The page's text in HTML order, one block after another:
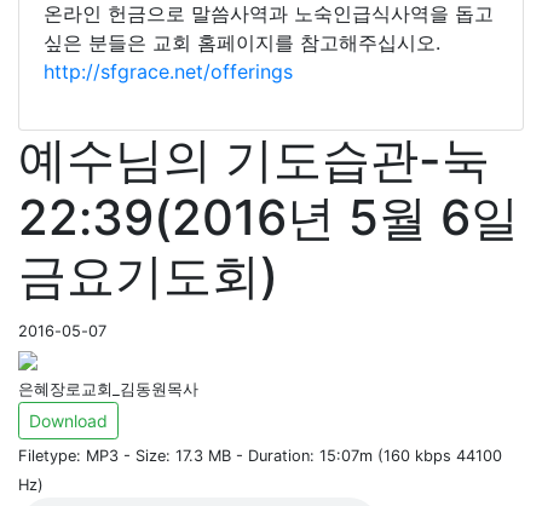
온라인 헌금으로 말씀사역과 노숙인급식사역을 돕고
싶은 분들은 교회 홈페이지를 참고해주십시오.
http://sfgrace.net/offerings
예수님의 기도습관-눅
22:39(2016년 5월 6일
금요기도회)
2016-05-07
은혜장로교회_김동원목사
Download
Filetype: MP3 - Size: 17.3 MB - Duration: 15:07m (160 kbps 44100
Hz)